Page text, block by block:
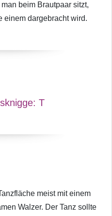
beim Brautpaar sitzt,
einem dargebracht wird.
T
meist mit einem
Walzer. Der Tanz sollte